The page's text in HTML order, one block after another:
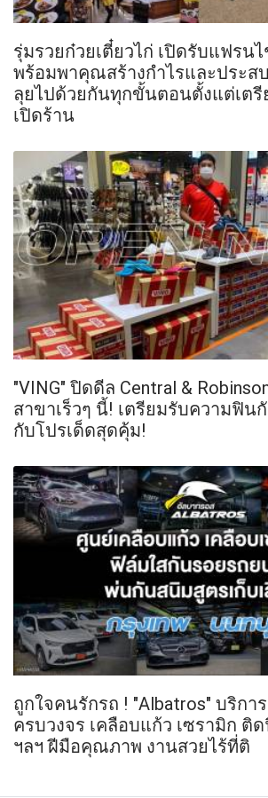
รุ่มรวยก๋วยเตี๋ยวไก่ เปิดรับแฟรน
พร้อมพาคุณสร้างกำไรและประส
ลุยไปด้วยกันทุกขั้นตอนตั้งแต่เต
เปิดร้าน
"VING" ปิดดีล Central &
สาขาเร็วๆ นี้! เตรียมรับความฟิน
กับโปรเด็ดสุดคุ้ม!
ถูกใจคนรักรถ ! "Albatros" บริกา
ครบวงจร เคลือบแก้ว เซรามิก ติ
ฯลฯ ฝีมือคุณภาพ งานสวยไร้ที่ติ